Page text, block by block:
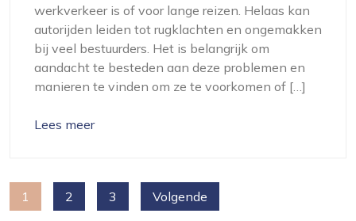
werkverkeer is of voor lange reizen. Helaas kan
autorijden leiden tot rugklachten en ongemakken
bij veel bestuurders. Het is belangrijk om
aandacht te besteden aan deze problemen en
manieren te vinden om ze te voorkomen of […]
Lees meer
Berichten
1 2 3 Volgende